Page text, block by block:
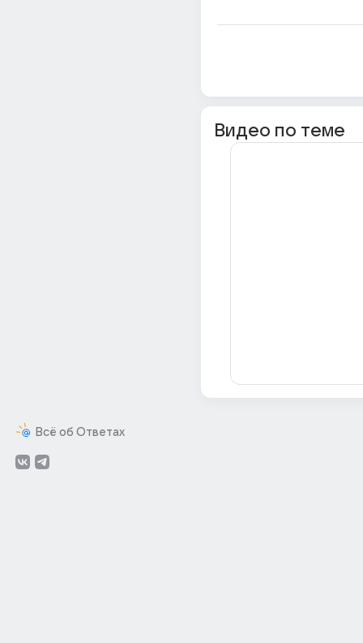
Всё об Ответах
Видео по теме